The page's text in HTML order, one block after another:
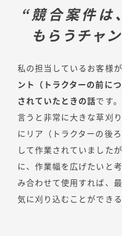
競合案件は
もらうチャ
私の担当しているお客様
ント（トラクターの前に
されていたときの話です
言うと非常に大きな草刈
にリア（トラクターの後
して作業されていました
に、作業幅を広げたいと
み合わせて使用すれば、
気に刈り込むことができる